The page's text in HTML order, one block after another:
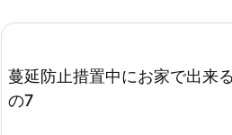
蔓延防止措置中にお家で出来
の7